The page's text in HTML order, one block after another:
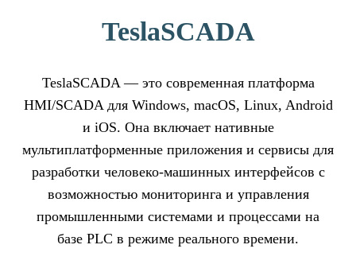
TeslaSCADA
TeslaSCADA — это современная платформа
HMI/SCADA для Windows, macOS, Linux, Android
и iOS. Она включает нативные
мультиплатформенные приложения и сервисы для
разработки человеко-машинных интерфейсов с
возможностью мониторинга и управления
промышленными системами и процессами на
базе PLC в режиме реального времени.